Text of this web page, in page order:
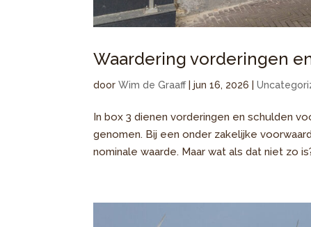
Waardering vorderingen
doorWim de Graaff|jun 16, 2026 |
In box 3 dienen vorderingen en schulden
genomen. Bij een onder zakelijke
nominale waarde. Maar wat als dat niet zo